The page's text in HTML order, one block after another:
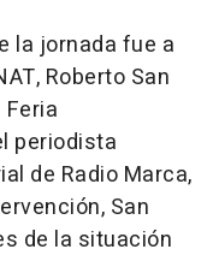
la jornada fue a
Roberto San
periodista
de Radio Marca,
San
de la situación